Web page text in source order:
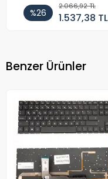
%26
2.066,92 TL
1.537,38 TL
Benzer Ürünler